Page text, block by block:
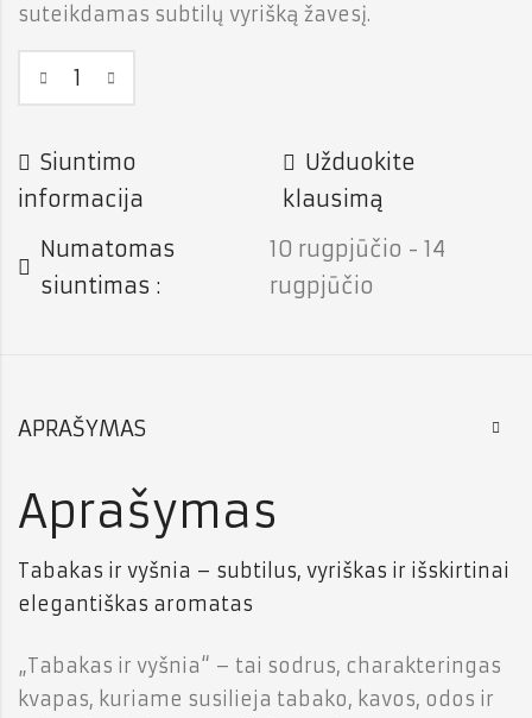
suteikdamas subtilų vyrišką žavesį.
Siuntimo
informacija
Užduokite
klausimą
Numatomas
siuntimas :
10 rugpjūčio - 14
rugpjūčio
APRAŠYMAS
Aprašymas
Tabakas ir vyšnia – subtilus, vyriškas ir išskirtinai
elegantiškas aromatas
„Tabakas ir vyšnia“ – tai sodrus, charakteringas
kvapas, kuriame susilieja tabako, kavos, odos ir